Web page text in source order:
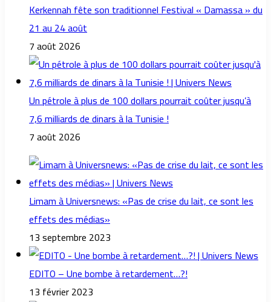
Kerkennah fête son traditionnel Festival « Damassa » du
21 au 24 août
7 août 2026
Un pétrole à plus de 100 dollars pourrait coûter jusqu’à
7,6 milliards de dinars à la Tunisie !
7 août 2026
Limam à Universnews: «Pas de crise du lait, ce sont les
effets des médias»
13 septembre 2023
EDITO – Une bombe à retardement…?!
13 février 2023